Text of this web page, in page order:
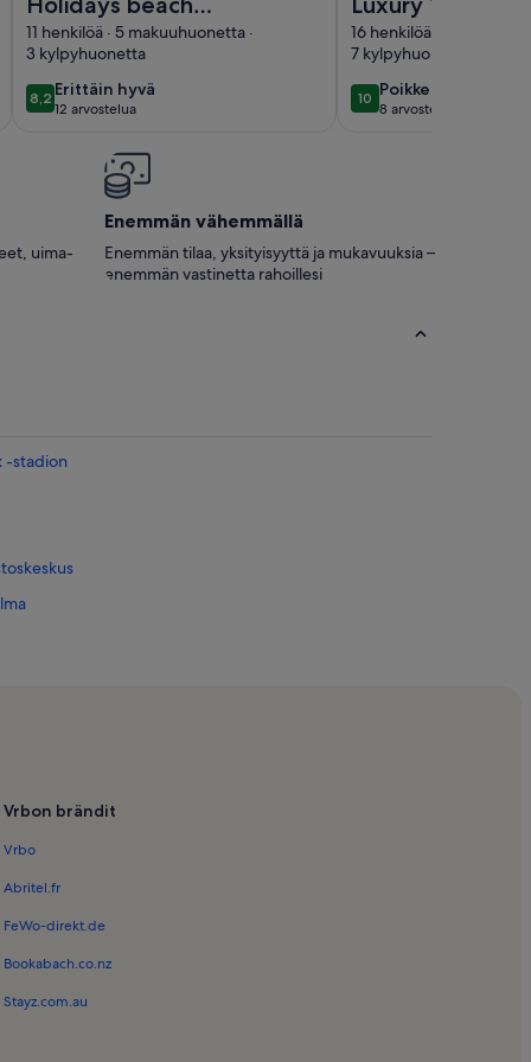
house with pool
11 henkilöä · 5 makuuhuonetta ·
3 kylpyhuonetta
8,28,2 kautta 10
Erittäin hyvä
erittäin
hyvä
12 arvostelua
(12
people with
seaview, pool
bbq
16 henkilöä · 8
7 kylpyhuonetta
1010 kautta 10
Poikkeuksellisen
poikkeuksellisen
hyvä
8 arvostelua
(8
uima-
Enemmän vähemmällä
Enemmän tilaa, yksityisyyttä ja mukavuuksia –
enemmän vastinetta rahoillesi
-stadion
palatsi
puutarha
de Mallorcan sairaala
Vrbon brändit
Vrbo
Abritel.fr
FeWo-direkt.de
Bookabach.co.nz
Stayz.com.au